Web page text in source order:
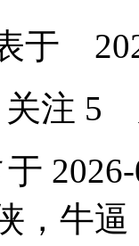
于
注 5
于
，牛逼